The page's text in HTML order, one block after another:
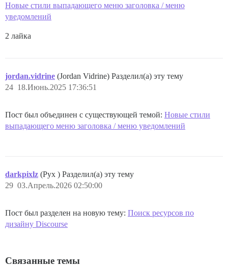
Новые стили выпадающего меню заголовка / меню
уведомлений
2 лайка
jordan.vidrine (Jordan Vidrine) Разделил(а) эту тему
18.Июнь.2025 17:36:51
24
Пост был объединен с существующей темой: Новые стили
выпадающего меню заголовка / меню уведомлений
darkpixlz (Pyx ) Разделил(а) эту тему
03.Апрель.2026 02:50:00
29
Пост был разделен на новую тему: Поиск ресурсов по
дизайну Discourse
Связанные темы